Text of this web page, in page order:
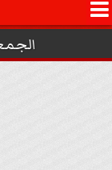
الجمعة 7